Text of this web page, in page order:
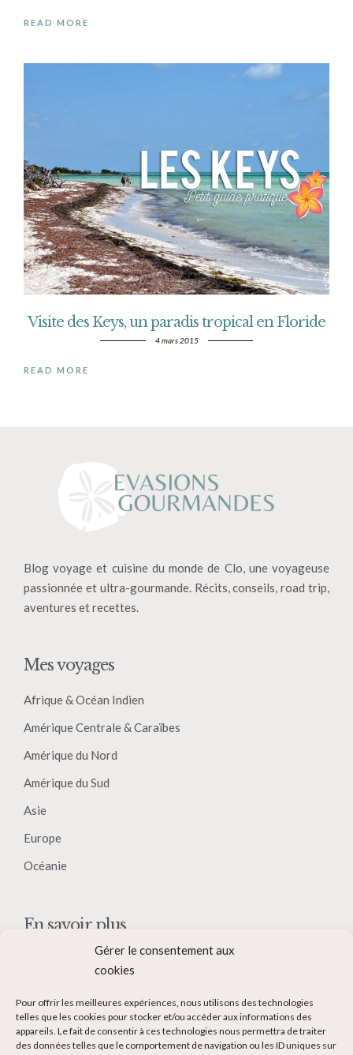
Gérer le consentement aux
cookies
Pour offrir les meilleures expériences, nous utilisons des technologies
telles que les cookies pour stocker et/ou accéder aux informations des
appareils. Le fait de consentir à ces technologies nous permettra de traiter
des données telles que le comportement de navigation ou les ID uniques sur
READ MORE
Visite des Keys, un paradis tropical en Floride
4 mars 2015
READ MORE
Blog voyage et cuisine du monde de Clo, une voyageuse
passionnée et ultra-gourmande. Récits, conseils, road trip,
aventures et recettes.
Mes voyages
Afrique & Océan Indien
Amérique Centrale & Caraïbes
Amérique du Nord
Amérique du Sud
Asie
Europe
Océanie
En savoir plus
Contact
Devenir Blogueur voyage